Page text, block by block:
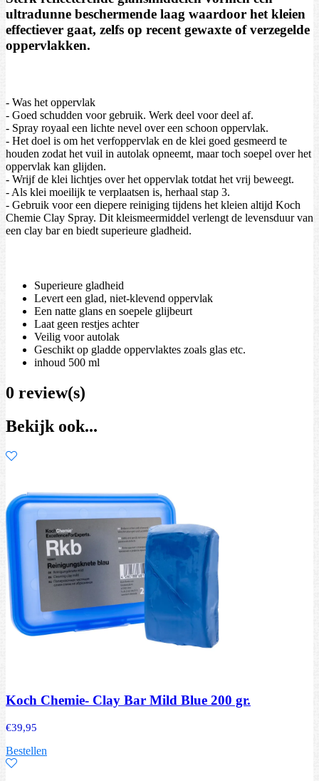
ultradunne beschermende laag waardoor het kleien
effectiever gaat, zelfs op recent gewaxte of verzegelde
oppervlakken.
- Was het oppervlak
- Goed schudden voor gebruik. Werk deel voor deel af.
- Spray royaal een lichte nevel over een schoon oppervlak.
- Het doel is om het verfoppervlak en de klei goed gesmeerd te
houden zodat het vuil in autolak opneemt, maar toch soepel over het
oppervlak kan glijden.
- Wrijf de klei lichtjes over het oppervlak totdat het vrij beweegt.
- Als klei moeilijk te verplaatsen is, herhaal stap 3.
- Gebruik voor een diepere reiniging tijdens het kleien altijd Koch
Chemie Clay Spray. Dit kleismeermiddel verlengt de levensduur van
een clay bar en biedt superieure gladheid.
Superieure gladheid
Levert een glad, niet-klevend oppervlak
Een natte glans en soepele glijbeurt
Laat geen restjes achter
Veilig voor autolak
Geschikt op gladde oppervlaktes zoals glas etc.
inhoud 500 ml
0 review(s)
Bekijk ook...
Koch Chemie- Clay Bar Mild Blue 200 gr.
€39,95
Bestellen